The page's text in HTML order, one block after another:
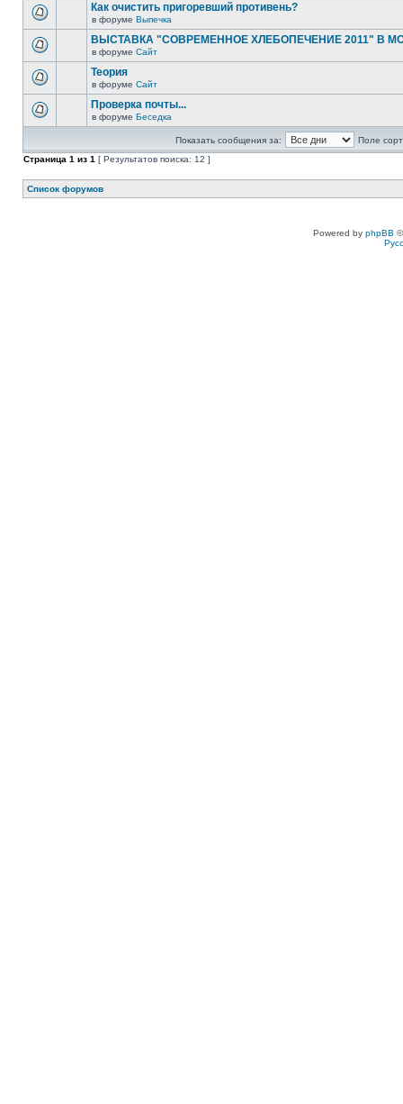
Как очистить пригоревший противень?
в форуме Выпечка
ВЫСТАВКА "СОВРЕМЕННОЕ ХЛЕБОПЕЧЕНИЕ 2011" В
в форуме Сайт
Теория
в форуме Сайт
Проверка почты...
в форуме Беседка
Показать сообщения за:
Поле
Страница 1 из 1 [ Результатов поиска: 12 ]
Список форумов
Powered by phpBB